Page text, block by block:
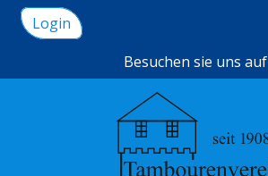
Login
Besuchen sie uns auf